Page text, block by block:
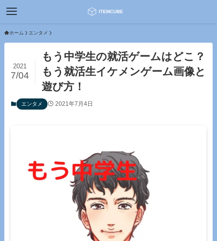
ホーム エンタメ
もう中学生の就活ゲームはどこ？
もう就活生イケメンゲーム画像と
遊び方！
2021
7/04
エンタメ 2021年7月4日